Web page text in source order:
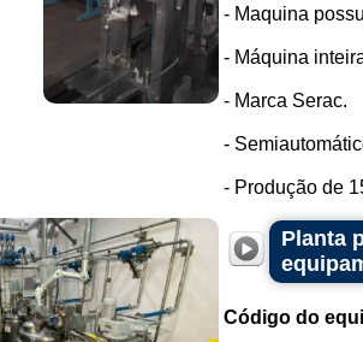
- Maquina
- Máquina
- Marca Serac.
-
- Produção de
Planta
Código do